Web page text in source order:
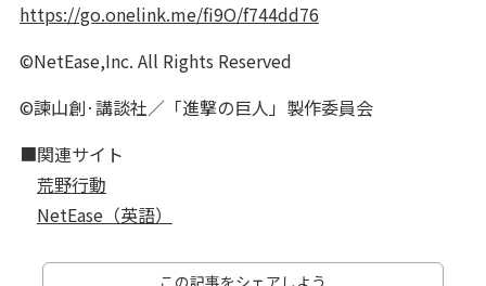
https://go.onelink.me/fi9O/f744dd76
©NetEase,Inc. All Rights Reserved
©諫山創·講談社／「進撃の巨人」製作委員会
■関連サイト
荒野行動
NetEase（英語）